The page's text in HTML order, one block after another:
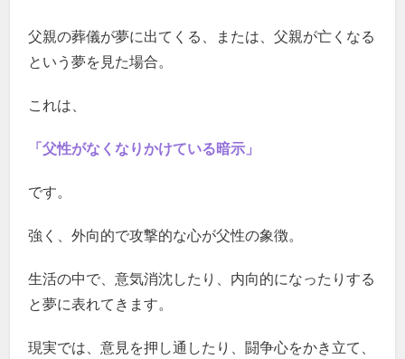
父親の葬儀が夢に出てくる、または、父親が亡くなる
という夢を見た場合。
これは、
「父性がなくなりかけている暗示」
です。
強く、外向的で攻撃的な心が父性の象徴。
生活の中で、意気消沈したり、内向的になったりする
と夢に表れてきます。
現実では、意見を押し通したり、闘争心をかき立て、